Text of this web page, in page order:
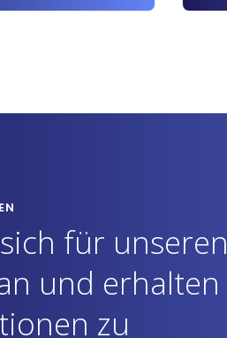
für unseren
und erhalten
zu